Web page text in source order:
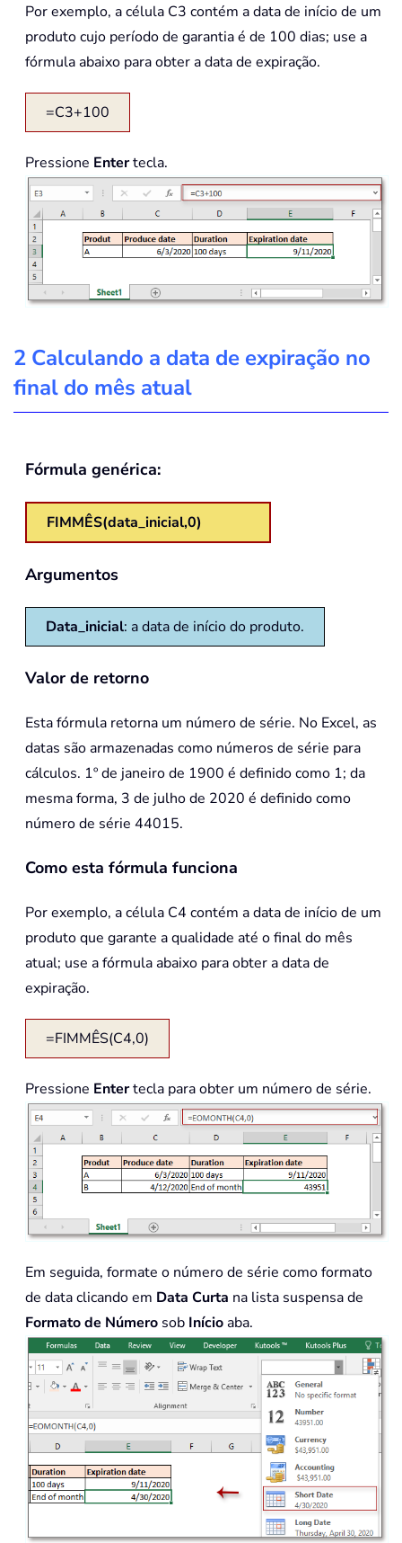
Por exemplo, a célula C3 contém a data de início de um
produto cujo período de garantia é de 100 dias; use a
fórmula abaixo para obter a data de expiração.
=C3+100
Pressione Entertecla.
2 Calculando a data de expiração no
final do mês atual
Fórmula genérica:
FIMMÊS(data_inicial,0)
Argumentos
Data_inicial: a data de início do produto.
Valor de retorno
Esta fórmula retorna um número de série. No Excel, as
datas são armazenadas como números de série para
cálculos. 1º de janeiro de 1900 é definido como 1; da
mesma forma, 3 de julho de 2020 é definido como
número de série 44015.
Como esta fórmula funciona
Por exemplo, a célula C4 contém a data de início de um
produto que garante a qualidade até o final do mês
atual; use a fórmula abaixo para obter a data de
expiração.
=FIMMÊS(C4,0)
Pressione Entertecla para obter um número de série.
Em seguida, formate o número de série como formato
de data clicando em Data Curta na lista suspensa de
Formato de Número sob Inícioaba.